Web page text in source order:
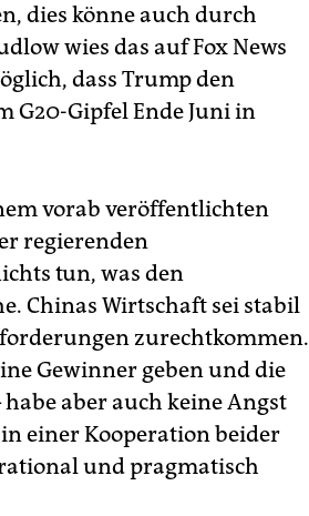
dies könne auch durch
wies das auf Fox News
dass Trump den
G20-Gipfel Ende Juni in
vorab veröffentlichten
regierenden
tun, was den
Chinas Wirtschaft sei stabil
zurechtkommen.
Gewinner geben und die
aber auch keine Angst
einer Kooperation beider
und pragmatisch